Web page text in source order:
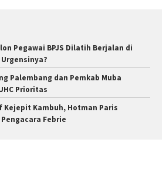
Pegawai BPJS Dilatih Berjalan di
Palembang dan Pemkab Muba
Prioritas
Kejepit Kambuh, Hotman Paris
Febrie